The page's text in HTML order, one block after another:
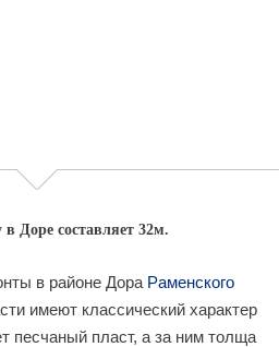
Доре составляет 32м.
в районе Дора Раменского
имеют классический характер
песчаный пласт, а за ним толща